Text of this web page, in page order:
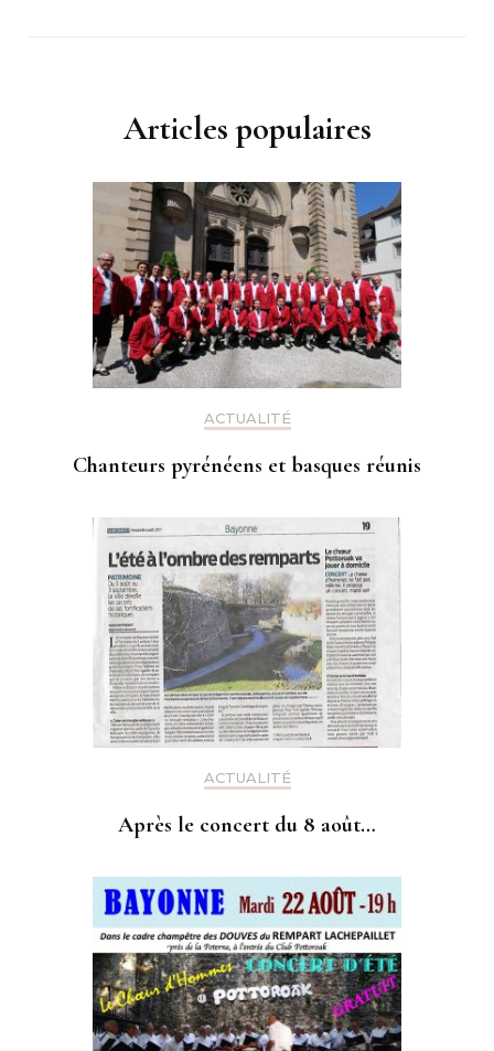
Articles populaires
ACTUALITÉ
Chanteurs pyrénéens et basques réunis
ACTUALITÉ
Après le concert du 8 août…